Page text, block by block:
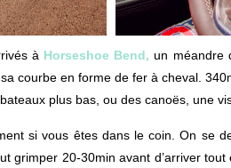
à Horseshoe Bend, un méandre
courbe en forme de fer à cheval.
plus bas, ou des canoës, une
si vous êtes dans le coin. On se
grimper 20-30min avant d’arriver